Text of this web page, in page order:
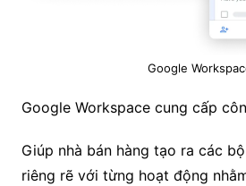
Google
Google Workspace cung cấp
Giúp nhà bán hàng tạo ra các
riêng rẽ với từng hoạt động